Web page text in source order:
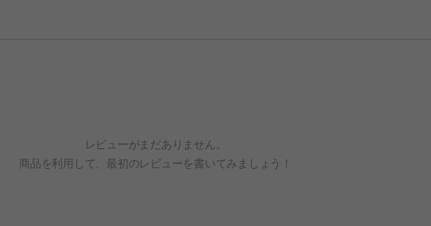
レビューがまだありません。
商品を利用して、最初のレビューを書いてみましょう！